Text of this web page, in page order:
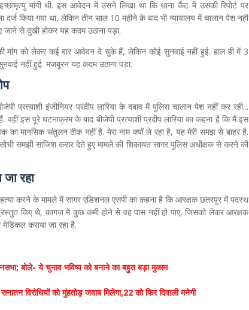
मांगी थी. इस आवेदन में उसने लिखा था कि थाना कैंट में उसकी रिपोर्ट पर
किया गया था, लेकिन तीन साल 10 महीने के बाद भी न्यायालय में चालान पेश नहीं
जाने से दुखी होकर यह कदम उठाना पड़ा.
की मांग को लेकर कई बार आवेदन दे चुके हैं, लेकिन कोई सुनवाई नहीं हुई. हाल ही में 3
नहीं हुई. मजबूरन यह कदम उठाना पड़ा.
प्रत्याशी इंजीनियर प्रदीप लारिया के दबाव में पुलिस चालान पेश नहीं कर रही...
इस पूरे घटनाक्रम के बाद बीजेपी प्रत्याशी प्रदीप लारिया का कहना है कि मैं इस
का मानसिक संतुलन ठीक नहीं है. मेरा नाम क्यों ले रहा है, यह मेरी समझ से बाहर है.
समझी साजिश करार देते हुए मामले की शिकायत सागर पुलिस अधीक्षक से करने की
रहा
करने के मामले में सागर एडिशनल एसपी का कहना है कि आरक्षक छतरपुर में पदस्थ
किए थे, कागज में कुछ कमी होने से वह पास नहीं हो पाए, जिसको लेकर आरक्षक
कराया जा रहा है.
बोले- ये चुनाव भविष्य को बनाने का बहुत बड़ा मुकाम
विरोधियों को मुंहतोड़ जवाब मिलेगा,22 को फिर दिवाली मनेगी